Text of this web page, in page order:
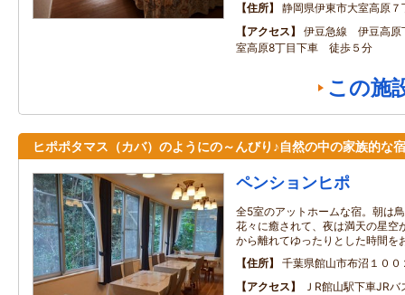
住所
静岡県伊東市大室高原７
アクセス
伊豆急線 伊豆高
室高原8丁目下車 徒歩５分
この施
ヒポポタマス（カバ）のようにの～んびり♪自然の中の家族的な宿
ペンションヒポ
全5室のアットホームな宿。朝は
花々に癒されて、夜は満天の星
から離れてゆったりとした時間を
住所
千葉県館山市布沼１００
アクセス
ＪR館山駅下車JR